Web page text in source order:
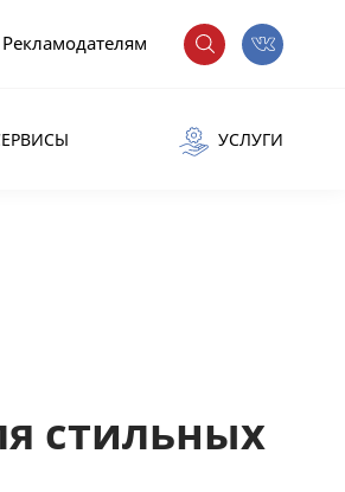
Рекламодателям
УСЛУГИ
стильных